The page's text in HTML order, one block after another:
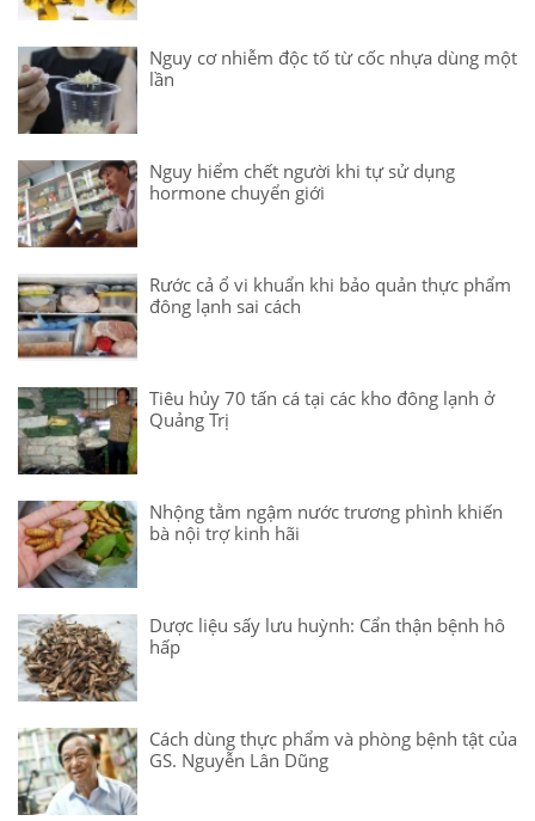
Nguy cơ nhiễm độc tố từ cốc nhựa dùng một
lần
Nguy hiểm chết người khi tự sử dụng
hormone chuyển giới
Rước cả ổ vi khuẩn khi bảo quản thực phẩm
đông lạnh sai cách
Tiêu hủy 70 tấn cá tại các kho đông lạnh ở
Quảng Trị
Nhộng tằm ngậm nước trương phình khiến
bà nội trợ kinh hãi
Dược liệu sấy lưu huỳnh: Cẩn thận bệnh hô
hấp
Cách dùng thực phẩm và phòng bệnh tật của
GS. Nguyễn Lân Dũng